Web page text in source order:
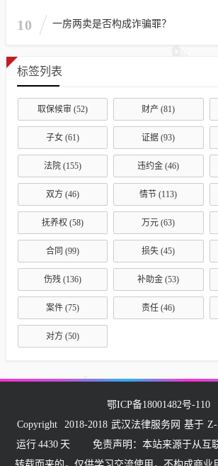
10 一房两卖是否构成诈骗罪？
标签列表
取保候审 (52) 财产 (81)
子女 (61) 证据 (93)
法院 (155) 违约金 (46)
双方 (46) 情节 (113)
抚养权 (58) 万元 (63)
合同 (99) 损失 (45)
伤残 (136) 补助金 (53)
案件 (75) 责任 (46)
对方 (50)
鄂ICP备18001482号-110
Copyright
2018-2018 武汉法律服务网 基于 Z-
运行 4430 天
免责声明：本站来源于从互